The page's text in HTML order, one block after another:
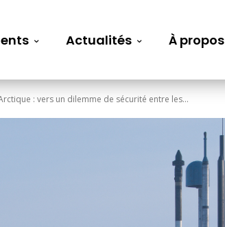
Actualités À propos
: vers un dilemme de sécurité entre les...